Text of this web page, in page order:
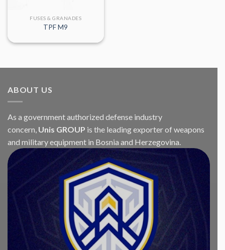
FUSES & GRANADES
TPF M9
ABOUT US
As a government authorized defense industry
concern, Unis GROUP is the leading exporter of weapons
and military equipment in Bosnia and Herzegovina.